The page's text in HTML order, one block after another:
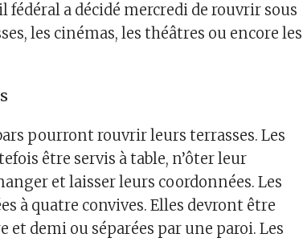
fédéral a décidé mercredi de rouvrir sous
les cinémas, les théâtres ou encore les
pourront rouvrir leurs terrasses. Les
être servis à table, n’ôter leur
et laisser leurs coordonnées. Les
à quatre convives. Elles devront être
et demi ou séparées par une paroi. Les